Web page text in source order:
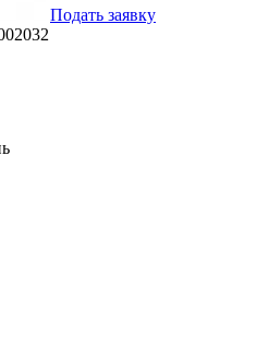
Подать заявку